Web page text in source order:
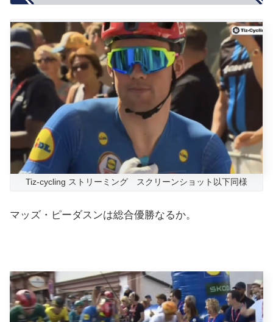
Tiz-cycling ストリーミング スクリーンショット以下同様
マッズ・ピーダスンは総合優勝なるか。